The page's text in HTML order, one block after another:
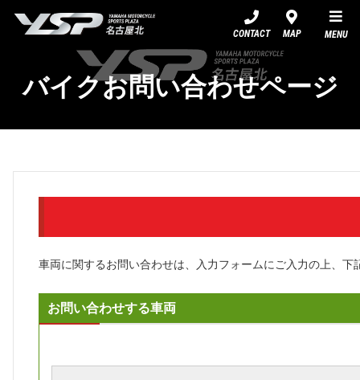
CONTACT MAP MENU
バイクお問い合わせページ
車両に関するお問い合わせは、入力フォームにご入力の上、
お問い合わせする車両